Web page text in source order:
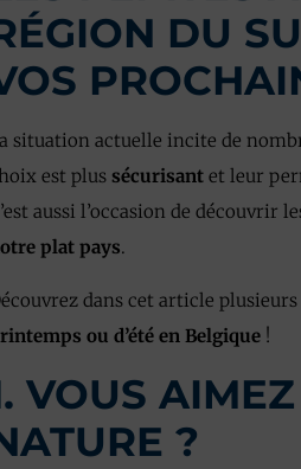
DU
situation actuelle incite de
est plus sécurisant et leur
aussi l’occasion de découvrir
plat pays.
dans cet article plusieurs
ou d’été en Belgique !
VOUS
?